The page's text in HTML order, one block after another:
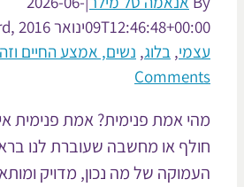
ינואר 3rd, 2016 |
בלוג,נשים, אמצע החיים וזהות
אמת פנימית? אמת פנימית אינה
או מחשבה שעוברת לנו בראש.
של מה נכון, מדויק ומותאם לנו